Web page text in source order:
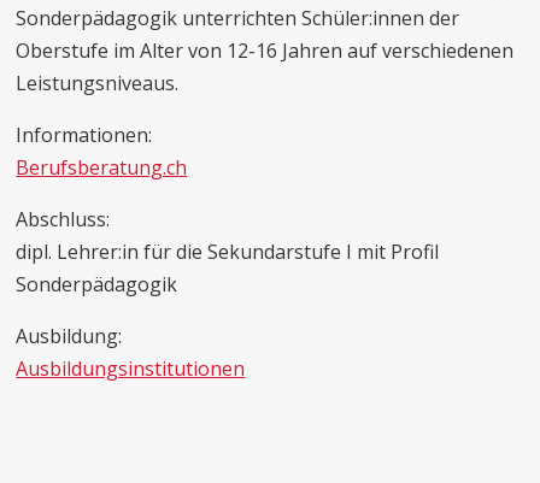
Sonderpädagogik unterrichten Schüler:innen der
Oberstufe im Alter von 12-16 Jahren auf verschiedenen
Leistungsniveaus.
Informationen:
Berufsberatung.ch
Abschluss:
dipl. Lehrer:in für die Sekundarstufe I mit Profil
Sonderpädagogik
Ausbildung:
Ausbildungsinstitutionen